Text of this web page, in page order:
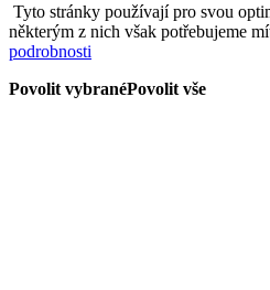
Tyto stránky používají pro svou
některým z nich však potřebujeme
podrobnosti
Povolit vybranéPovolit vše